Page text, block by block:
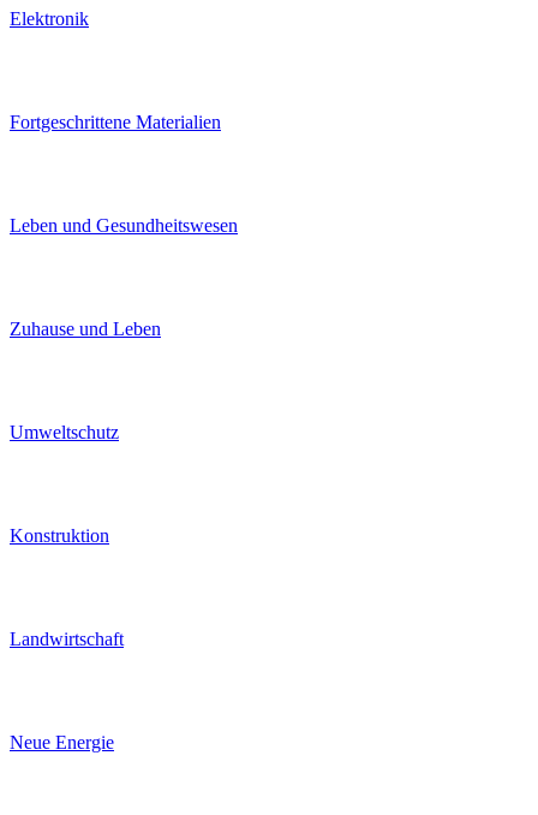
Elektronik
Fortgeschrittene Materialien
Leben und Gesundheitswesen
Zuhause und Leben
Umweltschutz
Konstruktion
Landwirtschaft
Neue Energie